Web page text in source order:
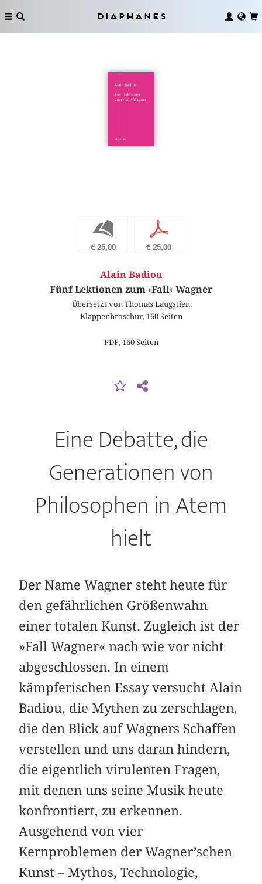
Diaphanes
b
€ 25,00
p
€ 25,00
Alain Badiou
Fünf Lektionen zum ›Fall‹ Wagner
Übersetzt von Thomas Laugstien
Klappenbroschur, 160 Seiten
PDF, 160 Seiten
Eine Debatte, die
Generationen von
Philosophen in Atem
hielt
Der Name Wagner steht heute für
den gefährlichen Größenwahn
einer totalen Kunst. Zugleich ist der
»Fall Wagner« nach wie vor nicht
abgeschlossen. In einem
kämpferischen Essay versucht Alain
Badiou, die Mythen zu zerschlagen,
die den Blick auf Wagners Schaffen
verstellen und uns daran hindern,
die eigentlich virulenten Fragen,
mit denen uns seine Musik heute
konfrontiert, zu erkennen.
Ausgehend von vier
Kernproblemen der Wagner’schen
Kunst – Mythos, Technologie,